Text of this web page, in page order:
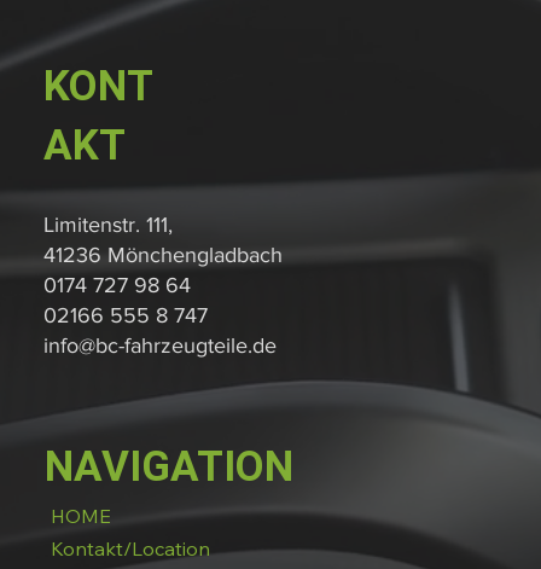
NAVIGATION
HOME
Kontakt/Location
KONT
AKT
Limitenstr. 111,
41236 Mönchengladbach
0174 727 98 64
02166 555 8 747
info@bc-fahrzeugteile.de